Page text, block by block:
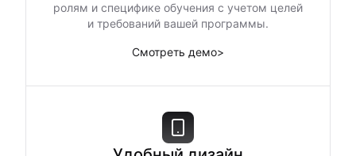
ролям и специфике обучения с учетом целей
и требований вашей программы.
Смотреть демо>